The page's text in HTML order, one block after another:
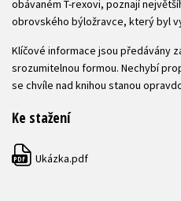
obávaném T-rexovi, poznají
obrovského býložravce, který byl
Klíčové informace jsou předávány
srozumitelnou formou. Nechybí
se chvíle nad knihou stanou
Ke stažení
PDF Ukázka.pdf